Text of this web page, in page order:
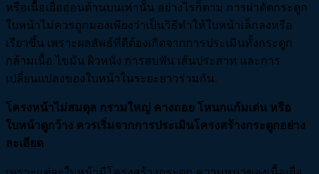
หรือเนื้อเยื่ออ่อนด้านบนเท่านั้น อย่างไรก็ตาม การผ่าตัดกระดูก
ใบหน้าไม่ควรถูกมองเพียงว่าเป็นวิธีทำให้ใบหน้าเล็กลงหรือ
เรียวขึ้น เพราะผลลัพธ์ที่ดีต้องเกิดจากการประเมินทั้งกระดูก
กล้ามเนื้อ ไขมัน ผิวหนัง การสบฟัน เส้นประสาท และการ
เปลี่ยนแปลงของใบหน้าในระยะยาวร่วมกัน.
โครงหน้าไม่สมดุล กรามใหญ่ คางถอย โหนกแก้มเด่น หรือ
ใบหน้าดูกว้าง ควรเริ่มจากการประเมินโครงสร้างกระดูกอย่าง
ละเอียด